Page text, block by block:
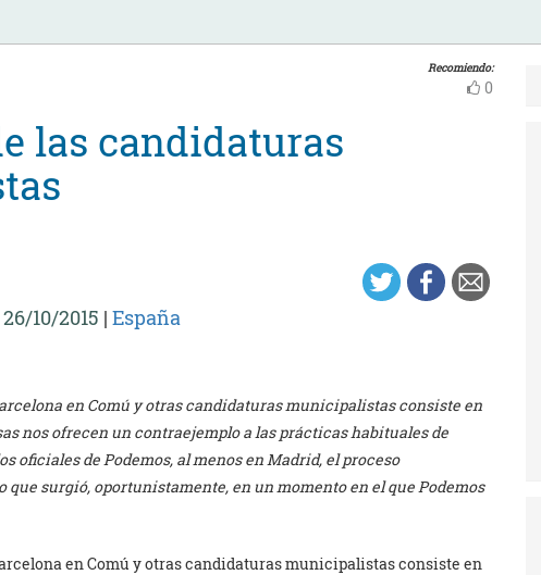
Recomiendo:
0
las candidaturas
26/10/2015 | España
en Comú y otras candidaturas municipalistas consiste en
nos ofrecen un contraejemplo a las prácticas habituales de
oficiales de Podemos, al menos en Madrid, el proceso
surgió, oportunistamente, en un momento en el que Podemos
en Comú y otras candidaturas municipalistas consiste en